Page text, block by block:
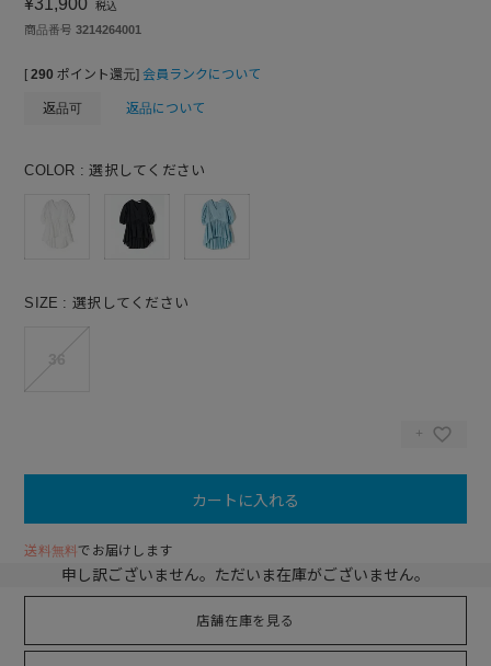
税込
商品番号 3214264001
[ 290 ポイント還元] 会員ランクについて
返品可 返品について
COLOR 選択してください
SIZE 選択してください
カートに入れる
送料無料でお届けします
申し訳ございません。ただいま在庫がございません。
店舗在庫を見る